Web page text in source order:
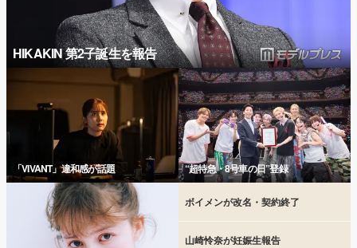
HIKAKIN 第2子誕生を報告
「VIVANT」違和感が話題 “超特急・8号車の日”登録
ボイメンが改名・契約終了
山崎怜奈が妊娠生報告